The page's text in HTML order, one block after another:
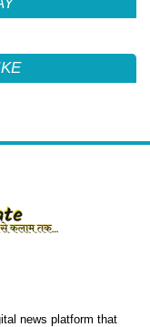
news platform that